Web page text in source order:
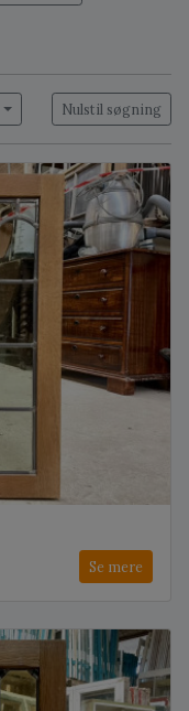
Nulstil søgning
Se mere